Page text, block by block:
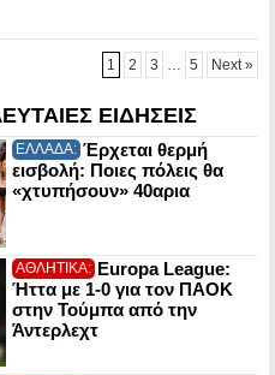
1 2 3 5 Next »
ΕΙΔΗΣΕΙΣ
ΕΛΛΑΔΑ: Έρχεται θερμή
εισβολή: Ποιες πόλεις θα
«χτυπήσουν» 40αρια
ΑΘΛΗΤΙΚΑ: Europa League:
Ήττα με 1-0 για τον ΠΑΟΚ
στην Τούμπα από την
Άντερλεχτ